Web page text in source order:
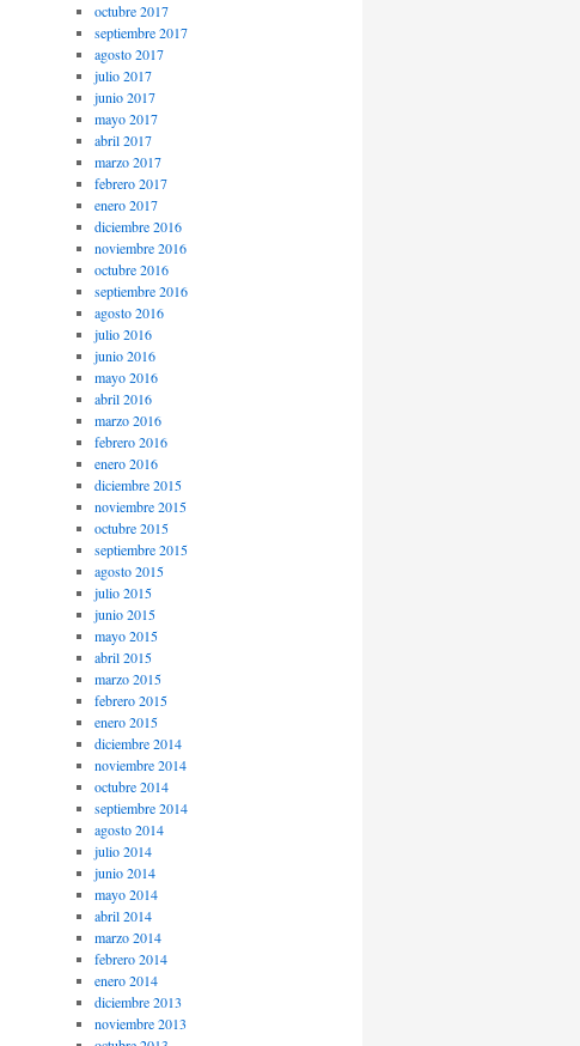
octubre 2017
septiembre 2017
agosto 2017
julio 2017
junio 2017
mayo 2017
abril 2017
marzo 2017
febrero 2017
enero 2017
diciembre 2016
noviembre 2016
octubre 2016
septiembre 2016
agosto 2016
julio 2016
junio 2016
mayo 2016
abril 2016
marzo 2016
febrero 2016
enero 2016
diciembre 2015
noviembre 2015
octubre 2015
septiembre 2015
agosto 2015
julio 2015
junio 2015
mayo 2015
abril 2015
marzo 2015
febrero 2015
enero 2015
diciembre 2014
noviembre 2014
octubre 2014
septiembre 2014
agosto 2014
julio 2014
junio 2014
mayo 2014
abril 2014
marzo 2014
febrero 2014
enero 2014
diciembre 2013
noviembre 2013